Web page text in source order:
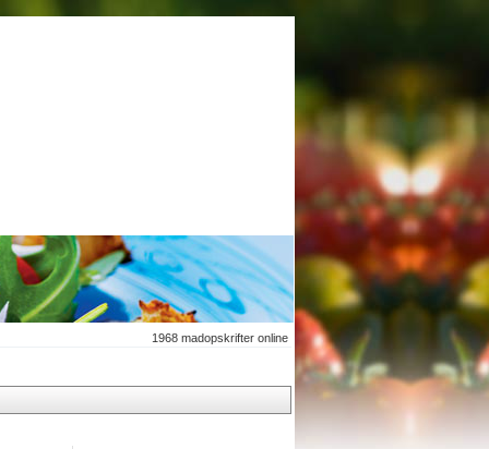
1968 madopskrifter online